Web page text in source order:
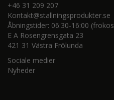
+46 31 209 207
Kontakt@stallningsprodukter.se
Åbningstider: 06:30-16:00
E A Rosengrensgata 23
421 31 Västra Frölunda
Sociale medier
Nyheder